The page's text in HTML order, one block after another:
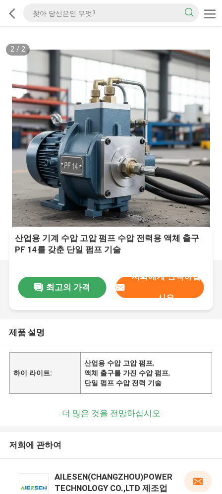
2/ 2
산업용 기계 수압 고압 펌프 수압 전력용 액체 출구
PF 14를 갖춘 단일 펌프 기술
최고의 가격
저희에게 연락하십
시오
제품 설명
하이 라이트:
산업용 수압 고압 펌프,
액체 출구를 가진 수압 펌프,
단일 펌프 수압 전력 기술
더 많은 것을 전망하십시오
저희에 관하여
AILESEN(CHANGZHOU)POWER
TECHNOLOGY CO.,LTD 제조업